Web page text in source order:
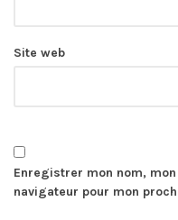
Site web
Enregistrer mon nom,
navigateur pour mon